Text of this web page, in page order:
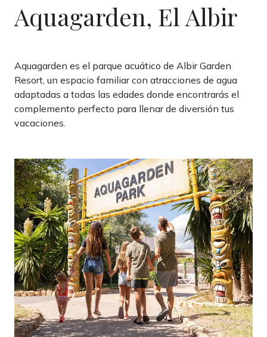
Aquagarden, El Albir​
Aquagarden es el parque acuático de Albir Garden
Resort, un espacio familiar con atracciones de agua
adaptadas a todas las edades donde encontrarás el
complemento perfecto para llenar de diversión tus
vacaciones.